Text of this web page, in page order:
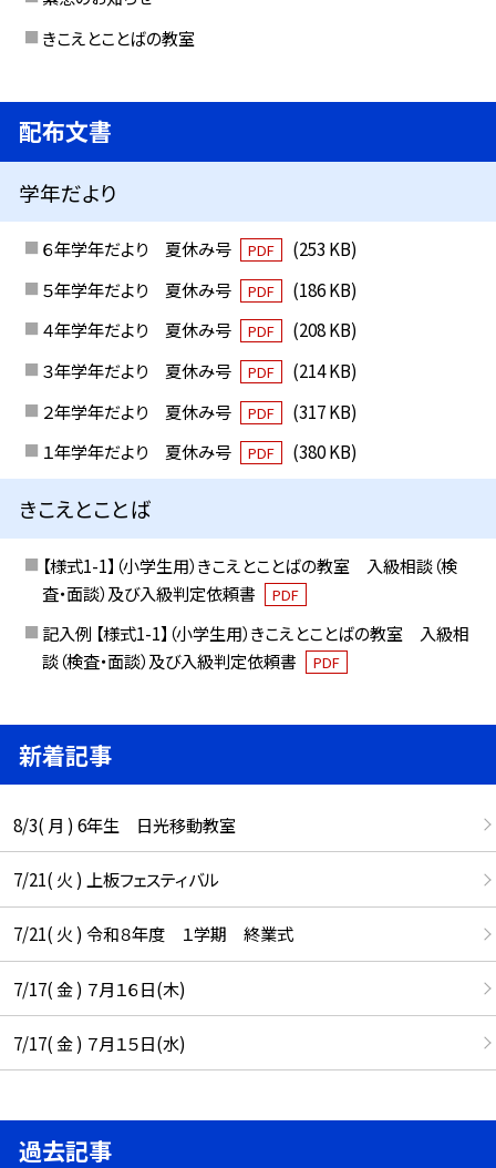
きこえとことばの教室
配布文書
学年だより
６年学年だより 夏休み号 PDF
(253 KB)
５年学年だより 夏休み号
PDF
(186 KB)
４年学年だより 夏休み号
PDF
(208 KB)
３年学年だより 夏休み号
PDF
(214 KB)
２年学年だより 夏休み号
PDF
(317 KB)
１年学年だより 夏休み号
PDF (380 KB)
きこえとことば
【様式1-1】（小学生用）きこえとことばの教室 入級相談（検
査・面談）及び入級判定依頼書
PDF
記入例 【様式1-1】（小学生用）きこえとことばの教室 入級相
談（検査・面談）及び入級判定依頼書
PDF
新着記事
8/3( 月 ) 6年生 日光移動教室
7/21( 火 ) 上板フェスティバル
7/21( 火 ) 令和８年度 １学期 終業式
7/17( 金 ) ７月１６日(木)
7/17( 金 ) ７月１５日(水)
過去記事